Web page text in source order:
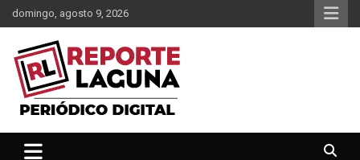
Saltar
al
contenido
domingo, agosto 9, 2026
Reporte Laguna